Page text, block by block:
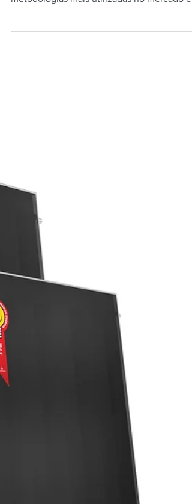
sistemas de aquecimento solar, uma das
Carta-F. Esse método é aplicado há décadas